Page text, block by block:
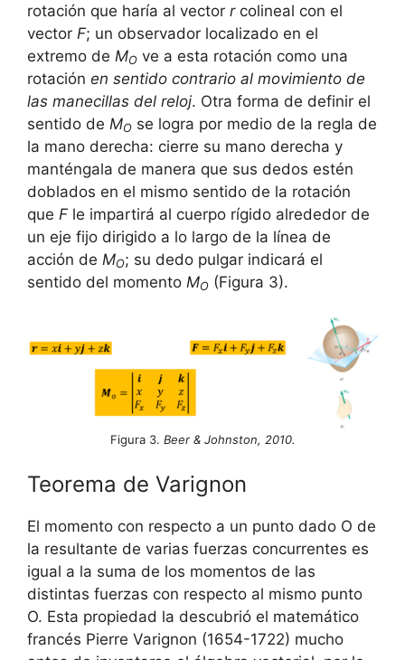
rotación que haría al vector rcolineal con el
vector F; un observador localizado en el
extremo de MO ve a esta rotación como una
rotación en sentido contrario al movimiento de
las manecillas del reloj. Otra forma de definir el
sentido de MO se logra por medio de la regla de
la mano derecha: cierre su mano derecha y
manténgala de manera que sus dedos estén
doblados en el mismo sentido de la rotación
que F le impartirá al cuerpo rígido alrededor de
un eje fijo dirigido a lo largo de la línea de
acción de MO; su dedo pulgar indicará el
sentido del momento MO (Figura 3).
Figura 3. Beer & Johnston, 2010.
Teorema de Varignon
El momento con respecto a un punto dado O de
la resultante de varias fuerzas concurrentes es
igual a la suma de los momentos de las
distintas fuerzas con respecto al mismo punto
O. Esta propiedad la descubrió el matemático
francés Pierre Varignon (1654-1722) mucho